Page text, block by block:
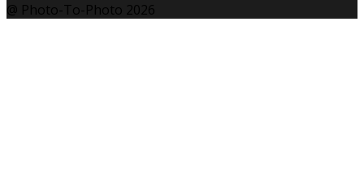
@ Photo-To-Photo 2026